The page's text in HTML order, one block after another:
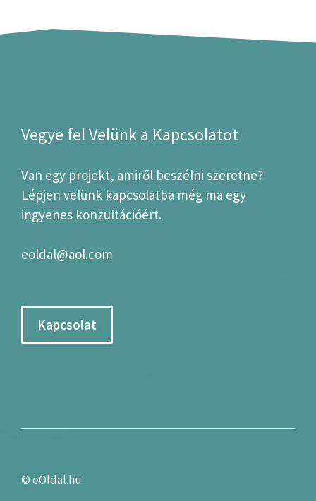
Vegye fel Velünk a Kapcsolatot
Van egy projekt, amiről beszélni szeretne?
Lépjen velünk kapcsolatba még ma egy
ingyenes konzultációért.
eoldal@aol.com
Kapcsolat
©eOldal.hu